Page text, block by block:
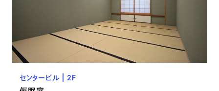
センタービル | 2F